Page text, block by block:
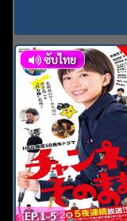
ซับไทย
EP.1-5